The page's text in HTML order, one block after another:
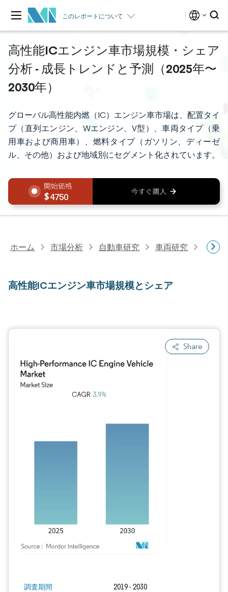
このレポートについて
高性能ICエンジン車市場規模・シェア
分析 - 成長トレンドと予測（2025年〜
2030年）
グローバル高性能内燃（IC）エンジン車市場は、配置タイ
プ（直列エンジン、Wエンジン、V型）、車両タイプ（乗
用車および商用車）、燃料タイプ（ガソリン、ディーゼ
ル、その他）および地域別にセグメント化されています。
4750
ホーム 市場分析 自動車研究 車両研究 高性
高性能ICエンジン車市場規模とシェア
Share
調査期間 2019 - 2030